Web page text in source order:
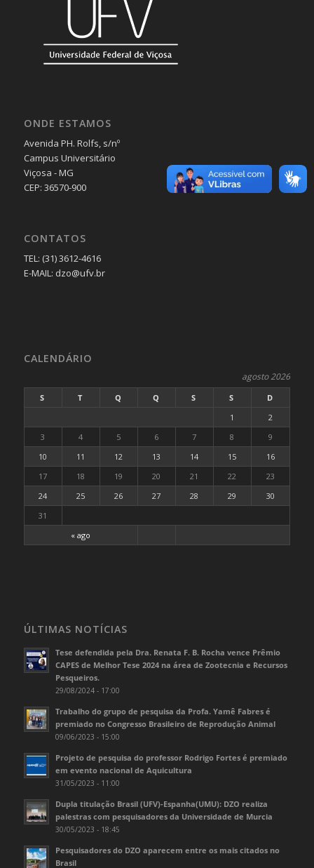
ONDE ESTAMOS
Avenida PH. Rolfs, s/nº
Campus Universitário
Viçosa - MG
CEP: 36570-900
CONTATOS
TEL: (31) 3612-4616
E-MAIL: dzo@ufv.br
CALENDÁRIO
agosto 2026
S T Q Q S S D
« ago
1
2
3
4 5 6 7 8
9
10
11 12 13 14 15
16
17
18 19 20 21 22
23
24
25 26 27 28 29
30
31
ÚLTIMAS NOTÍCIAS
Tese defendida pela Dra. Renata F. B. Rocha vence Prêmio
CAPES de Melhor Tese 2024 na área de Zootecnia e Recursos
Pesqueiros.
29/08/2024 - 17:00
Trabalho do grupo de pesquisa da Profa. Yamê Fabres é
premiado no Congresso Brasileiro de Reprodução Animal
09/06/2023 - 15:00
Projeto de pesquisa do professor Rodrigo Fortes é premiado
em evento nacional de Aquicultura
31/05/2023 - 11:00
Dupla titulação Brasil (UFV)-Espanha(UMU): DZO realiza
palestras com pesquisadores da Universidade de Murcia
30/05/2023 - 18:45
Pesquisadores do DZO aparecem entre os mais citados no
Brasil